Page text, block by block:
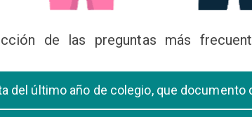
de las preguntas más
del último año de colegio, que